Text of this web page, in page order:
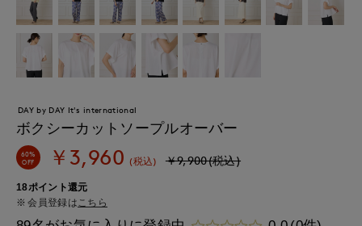
DAY by DAY It's international
ボクシーカットソープルオーバー
60%
OFF
￥3,960 (税込) ￥9,900(税込)
18ポイント還元
会員登録は こちら